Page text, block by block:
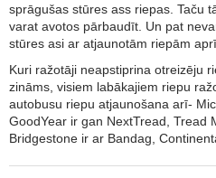
sprāgušas stūres ass riepas. Taču
varat avotos pārbaudīt. Un pat
stūres asi ar atjaunotām riepām
Kuri ražotāji neapstiprina otreizēju
zināms, visiem labākajiem riepu
autobusu riepu atjaunošana arī-
GoodYear ir gan NextTread, Tread
Bridgestone ir ar Bandag,